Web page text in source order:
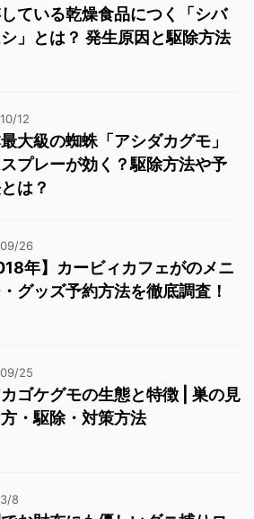
ている乾燥食品につく「シバ
」とは？ 発生原因と駆除方法
12
大級の蜘蛛「アシダカグモ」
プレーが効く？駆除方法や予
は？
26
年】カービィカフェがのメニ
グッズ予約方法を徹底調査！
25
ゴケグモの生態と特徴 | 巣の見
・駆除・対策方法
8